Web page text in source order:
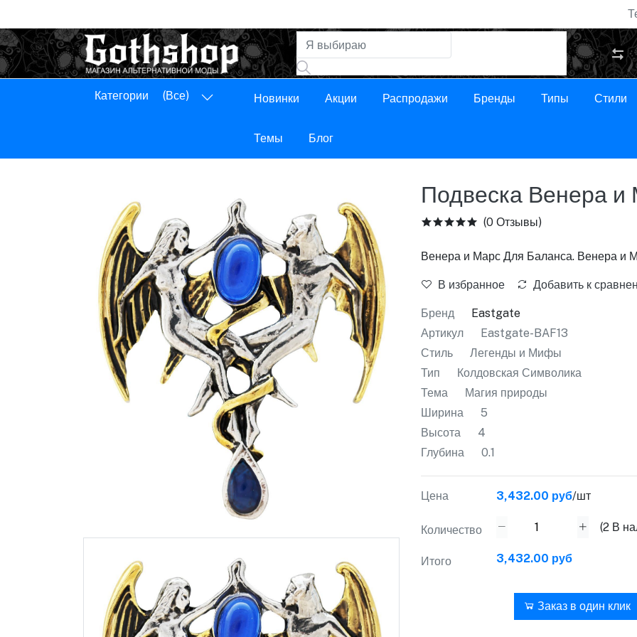
Панель управления
Категории (Все) Новинки Акции Распродажи Бренды Типы Стили
Темы Блог
Подвеска Венера и
(0 Отзывы)
Венера и Марс Для Баланса. Венера и
В избранное Добавить к
Бренд
Eastgate
Артикул
Eastgate-BAF13
Стиль
Легенды и Мифы
Тип
Колдовская Символика
Тема
Магия природы
Ширина
5
Высота
4
Глубина
0.1
Цена 3,432.00 руб/шт
Количество (2В
Итого 3,432.00 руб
Заказ в один клик